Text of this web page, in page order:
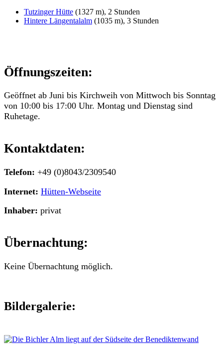
Tutzinger Hütte (1327 m), 2 Stunden
Hintere Längentalalm (1035 m), 3 Stunden
Öffnungszeiten:
Geöffnet ab Juni bis Kirchweih von Mittwoch bis Sonntag
von 10:00 bis 17:00 Uhr. Montag und Dienstag sind
Ruhetage.
Kontaktdaten:
Telefon: +49 (0)8043/2309540
Internet: Hütten-Webseite
Inhaber: privat
Übernachtung:
Keine Übernachtung möglich.
Bildergalerie: